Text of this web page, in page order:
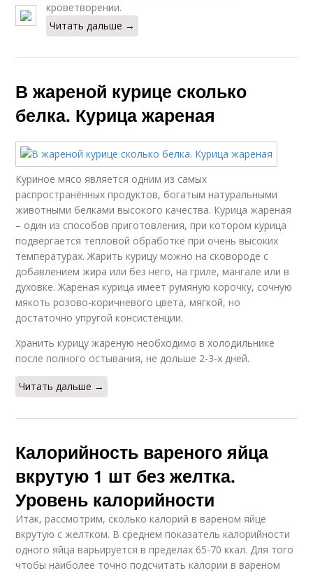
кроветворении.
Читать дальше →
В жареной курице сколько
белка. Курица жареная
Куриное мясо является одним из самых
распространённых продуктов, богатым натуральными
животными белками высокого качества. Курица жареная
– один из способов приготовления, при котором курица
подвергается тепловой обработке при очень высоких
температурах. Жарить курицу можно на сковороде с
добавлением жира или без него, на гриле, мангале или в
духовке. Жареная курица имеет румяную корочку, сочную
мякоть розово-коричневого цвета, мягкой, но
достаточно упругой консистенции.
Хранить курицу жареную необходимо в холодильнике
после полного остывания, не дольше 2-3-х дней.
Читать дальше →
Калорийность вареного яйца
вкрутую 1 шт без желтка.
Уровень калорийности
Итак, рассмотрим, сколько калорий в вареном яйце
вкрутую с желтком. В среднем показатель калорийности
одного яйца варьируется в пределах 65-70 ккал. Для того
чтобы наиболее точно подсчитать калории в вареном